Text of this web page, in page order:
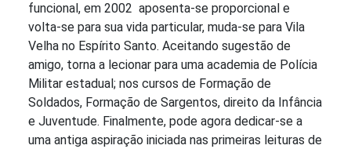
funcional, em 2002 aposenta-se proporcional e
volta-se para sua vida particular, muda-se para Vila
Velha no Espírito Santo. Aceitando sugestão de
amigo, torna a lecionar para uma academia de Polícia
Militar estadual; nos cursos de Formação de
Soldados, Formação de Sargentos, direito da Infância
e Juventude. Finalmente, pode agora dedicar-se a
uma antiga aspiração iniciada nas primeiras leituras de